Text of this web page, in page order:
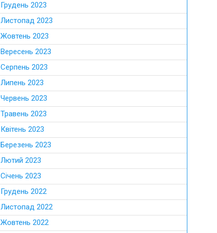
Грудень 2023
Листопад 2023
Жовтень 2023
Вересень 2023
Серпень 2023
Липень 2023
Червень 2023
Травень 2023
Квітень 2023
Березень 2023
Лютий 2023
Січень 2023
Грудень 2022
Листопад 2022
Жовтень 2022